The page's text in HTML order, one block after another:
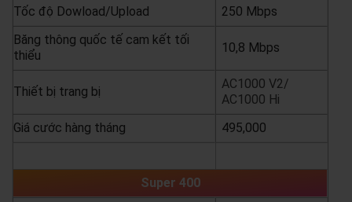
Tốc độ Dowload/Upload
250 Mbps
Băng thông quốc tế cam kết tối
thiểu
10,8 Mbps
Thiết bị trang bị
AC1000 V2/
AC1000 Hi
Giá cước hàng tháng
495,000
Super 400